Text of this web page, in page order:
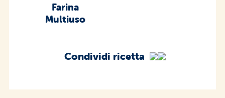
Farina
Multiuso
Condividi ricetta